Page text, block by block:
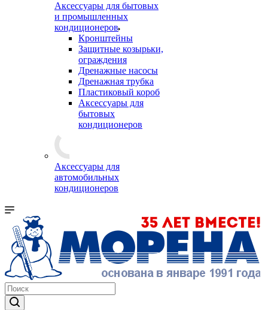
Аксессуары для бытовых
и промышленных
кондиционеров
Кронштейны
Защитные козырьки,
ограждения
Дренажные насосы
Дренажная трубка
Пластиковый короб
Аксессуары для
бытовых
кондиционеров
Аксессуары для
автомобильных
кондиционеров